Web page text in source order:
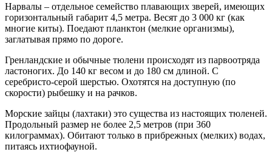
Нарвалы – отдельное семейство плавающих зверей, имеющих
горизонтальный габарит 4,5 метра. Весят до 3 000 кг (как
многие киты). Поедают планктон (мелкие организмы),
заглатывая прямо по дороге.
Гренландские и обычные тюлени происходят из парвоотряда
ластоногих. До 140 кг весом и до 180 см длиной. С
серебристо-серой шерстью. Охотятся на доступную (по
скорости) рыбешку и на рачков.
Морские зайцы (лахтаки) это существа из настоящих тюленей.
Продольный размер не более 2,5 метров (при 360
килограммах). Обитают только в прибрежных (мелких) водах,
питаясь ихтиофауной.